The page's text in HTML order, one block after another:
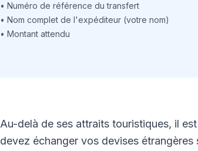
• Numéro de référence du transfert
• Nom complet de l'expéditeur (votre nom)
• Montant attendu
Au-delà de ses attraits touristiques, il
devez échanger vos devises